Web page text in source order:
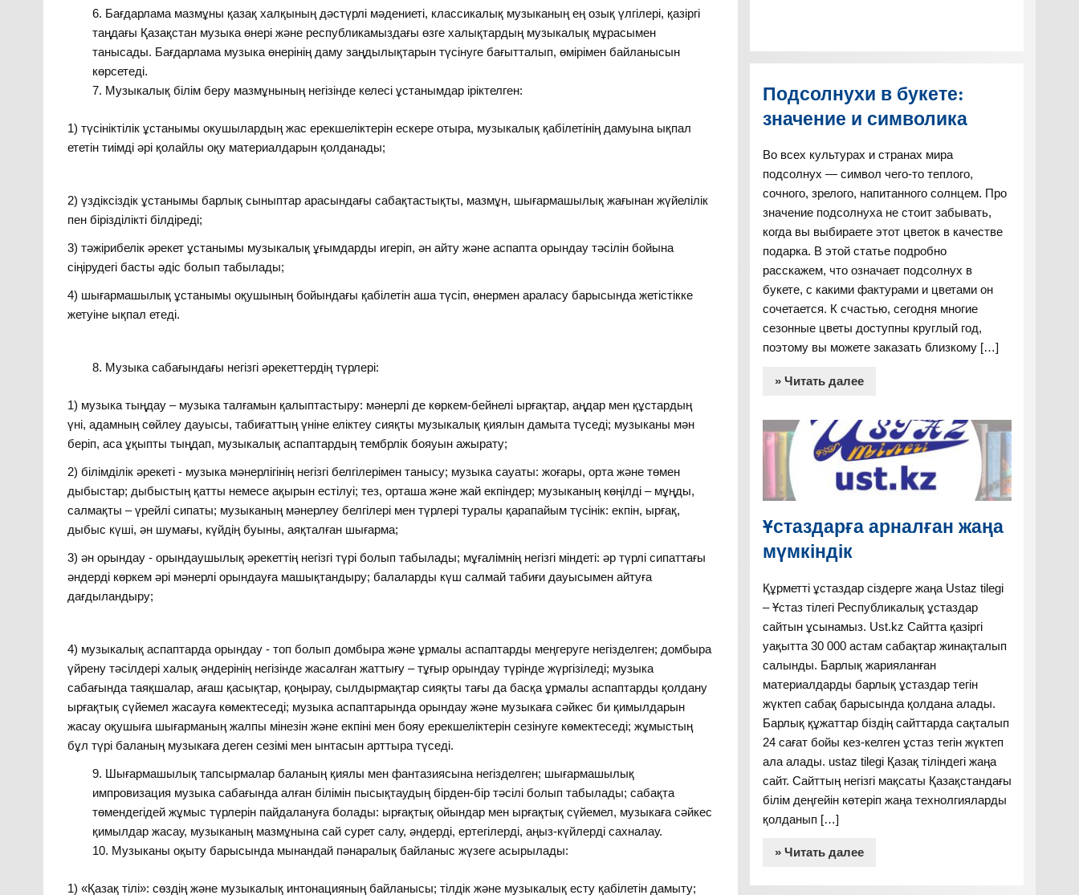
Бағдарлама мазмұны қазақ халқының дәстүрлі мәдениеті, классикалық музыканың ең озық үлгілері, қазіргі
таңдағы Қазақстан музыка өнері және республикамыздағы өзге халықтардың музыкалық мұрасымен
танысады. Бағдарлама музыка өнерінің даму заңдылықтарын түсінуге бағытталып, өмірімен байланысын
көрсетеді.
Музыкалық білім беру мазмұнының негізінде келесі ұстанымдар іріктелген:
1) түсініктілік ұстанымы окушылардың жас ерекшеліктерін ескере отыра, музыкалық қабілетінің дамуына ықпал
ететін тиімді әрі қолайлы оқу материалдарын қолданады;
2) үздіксіздік ұстанымы барлық сыныптар арасындағы сабақтастықты, мазмұн, шығармашылық жағынан жүйелілік
пен бірізділікті білдіреді;
3) тәжірибелік әрекет ұстанымы музыкалық ұғымдарды игеріп, ән айту және аспапта орындау тәсілін бойына
сіңірудегі басты әдіс болып табылады;
4) шығармашылық ұстанымы оқушының бойындағы қабілетін аша түсіп, өнермен араласу барысында жетістікке
жетуіне ықпал етеді.
Музыка сабағындағы негізгі әрекеттердің түрлері:
1) музыка тыңдау – музыка талғамын қалыптастыру: мәнерлі де көркем‑бейнелі ырғақтар, аңдар мен құстардың
үні, адамның сөйлеу дауысы, табиғаттың үніне еліктеу сияқты музыкалық қиялын дамыта түседі; музыканы мән
беріп, аса ұқыпты тыңдап, музыкалық аспаптардың тембрлік бояуын ажырату;
2) білімділік әрекеті ‑ музыка мәнерлігінің негізгі белгілерімен танысу; музыка сауаты: жоғары, орта және төмен
дыбыстар; дыбыстың қатты немесе ақырын естілуі; тез, орташа және жай екпіндер; музыканың көңілді – мұңды,
салмақты – үрейлі сипаты; музыканың мәнерлеу белгілері мен түрлері туралы қарапайым түсінік: екпін, ырғақ,
дыбыс күші, ән шумағы, күйдің буыны, аяқталған шығарма;
3) ән орындау ‑ орындаушылық әрекеттің негізгі түрі болып табылады; мұғалімнің негізгі міндеті: әр түрлі сипаттағы
әндерді көркем әрі мәнерлі орындауға машықтандыру; балаларды күш салмай табиғи дауысымен айтуға
дағдыландыру;
4) музыкалық аспаптарда орындау ‑ топ болып домбыра және ұрмалы аспаптарды меңгеруге негізделген; домбыра
үйрену тәсілдері халық әндерінің негізінде жасалған жаттығу – тұғыр орындау түрінде жүргізіледі; музыка
сабағында таяқшалар, ағаш қасықтар, қоңырау, сылдырмақтар сияқты тағы да басқа ұрмалы аспаптарды қолдану
ырғақтық сүйемел жасауға көмектеседі; музыка аспаптарында орындау және музыкаға сәйкес би қимылдарын
жасау оқушыға шығарманың жалпы мінезін және екпіні мен бояу ерекшеліктерін сезінуге көмектеседі; жұмыстың
бұл түрі баланың музыкаға деген сезімі мен ынтасын арттыра түседі.
Шығармашылық тапсырмалар баланың қиялы мен фантазиясына негізделген; шығармашылық
импровизация музыка сабағында алған білімін пысықтаудың бірден-бір тәсілі болып табылады; сабақта
төмендегідей жұмыс түрлерін пайдалануға болады: ырғақтық ойындар мен ырғақтық сүйемел, музыкаға сәйкес
қимылдар жасау, музыканың мазмұнына сай сурет салу, әндерді, ертегілерді, аңыз-күйлерді сахналау.
Музыканы оқыту барысында мынандай пәнаралық байланыс жүзеге асырылады:
1) «Қазақ тілі»: сөздің және музыкалық интонацияның байланысы; тілдік және музыкалық есту қабілетін дамыту;
Подсолнухи в букете:
значение и символика
Во всех культурах и странах мира
подсолнух — символ чего-то теплого,
сочного, зрелого, напитанного солнцем. Про
значение подсолнуха не стоит забывать,
когда вы выбираете этот цветок в качестве
подарка. В этой статье подробно
расскажем, что означает подсолнух в
букете, с какими фактурами и цветами он
сочетается. К счастью, сегодня многие
сезонные цветы доступны круглый год,
поэтому вы можете заказать близкому […]
» Читать далее
Ұстаздарға арналған жаңа
мүмкіндік
Құрметті ұстаздар сіздерге жаңа Ustaz tilegi
– Ұстаз тілегі Республикалық ұстаздар
сайтын ұсынамыз. Ust.kz Сайтта қазіргі
уақытта 30 000 астам сабақтар жинақталып
салынды. Барлық жарияланған
материалдарды барлық ұстаздар тегін
жүктеп сабақ барысында қолдана алады.
Барлық құжаттар біздің сайттарда сақталып
24 сағат бойы кез-келген ұстаз тегін жүктеп
ала алады. ustaz tilegi Қазақ тіліндегі жаңа
сайт. Сайттың негізгі мақсаты Қазақстандағы
білім деңгейін көтеріп жаңа технолгияларды
қолданып […]
» Читать далее